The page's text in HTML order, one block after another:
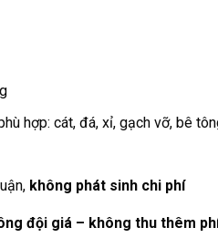
hợp: cát, đá, xỉ, gạch vỡ, bê
không phát sinh chi phí
đội giá – không thu thêm